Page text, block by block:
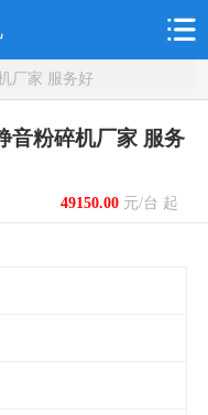
厂家 服务好
音粉碎机厂家 服务
49150.00元/台 起